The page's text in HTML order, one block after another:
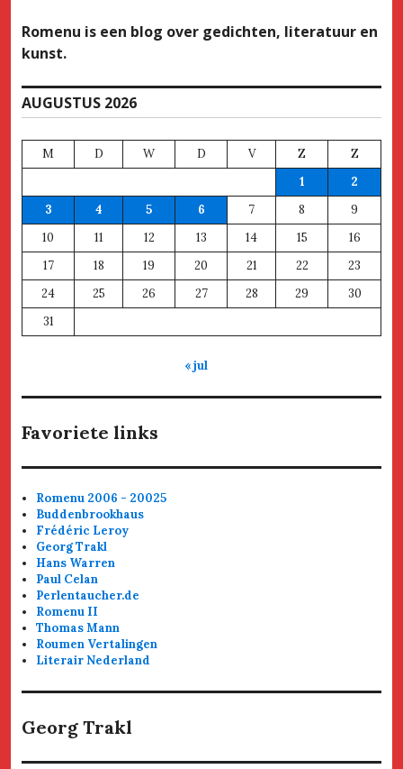
Romenu is een blog over gedichten, literatuur en
kunst.
AUGUSTUS 2026
M D W D V Z
Z
1
2
3
4 5 6 7 8
9
10
11 12 13 14 15
16
17
18 19 20 21 22
23
24
25 26 27 28 29
30
31
« jul
Favoriete links
Romenu 2006 - 20025
Buddenbrookhaus
Frédéric Leroy
Georg Trakl
Hans Warren
Paul Celan
Perlentaucher.de
Romenu II
Thomas Mann
Roumen Vertalingen
Literair Nederland
Georg Trakl